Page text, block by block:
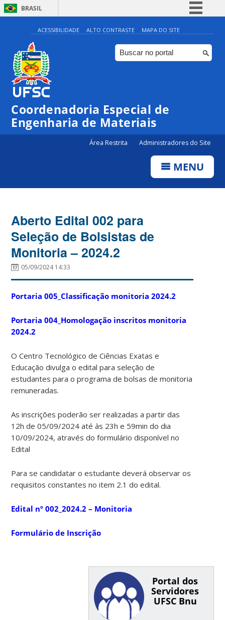
BRASIL
Simplifique!
Comunica BR
Participe
Canais
ACESSIBILIDADE ALTO CONTRASTE MAPA DO SITE
Coordenadoria Especial de
Engenharia de Materiais
Área Restrita Administradores do Site
MENU
Aberto Edital 002 para
Seleção de Bolsistas de
Monitoria – 2024.2
05/09/2024 14:33
Portaria 005_Classificação monitoria 2024.2
Portaria 004_Homologação inscritos monitoria
2024.2
O Centro Tecnológico de Ciências Exatas e
Educação divulga o edital para seleção de
estudantes para o programa de bolsas de monitoria
remuneradas.
As inscrições poderão ser realizadas a partir das
12h de 05/09/2024 até às 23h e 59min do dia
10/09/2024, através do formulário disponível no
Edital
Para se candidatar o estudante deverá observar os
requisitos constantes no item 2.1 do edital.
Edital nº 002_2024.2 – Monitoria
Formulário de Inscrição
Portal dos
Servidores
UFSC Bnu